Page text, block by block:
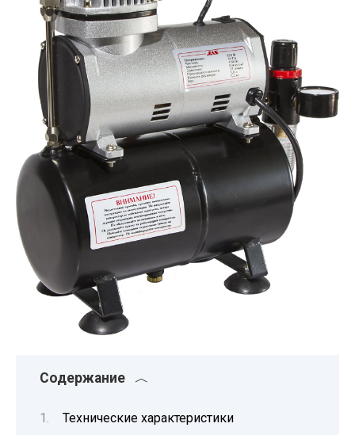
Содержание
Технические характеристики